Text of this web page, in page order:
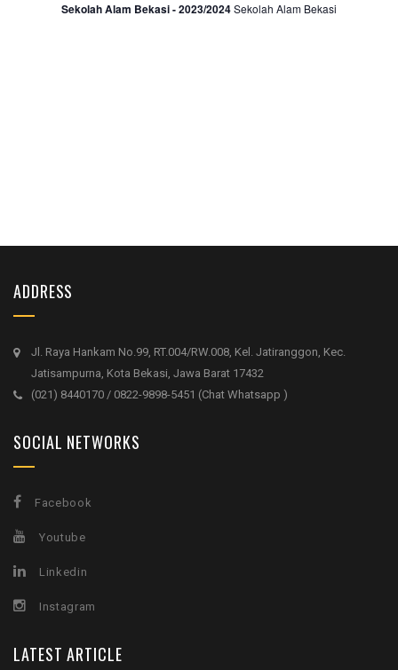
Sekolah Alam Bekasi - 2023/2024Sekolah Alam Bekasi
ADDRESS
Jl. Raya Hankam No.99, RT.004/RW.008, Kel. Jatiranggon, Kec.
Jatisampurna, Kota Bekasi, Jawa Barat 17432
(021) 8440170 / 0822-9898-5451 (Chat Whatsapp )
SOCIAL NETWORKS
Facebook
Youtube
Linkedin
Instagram
LATEST ARTICLE